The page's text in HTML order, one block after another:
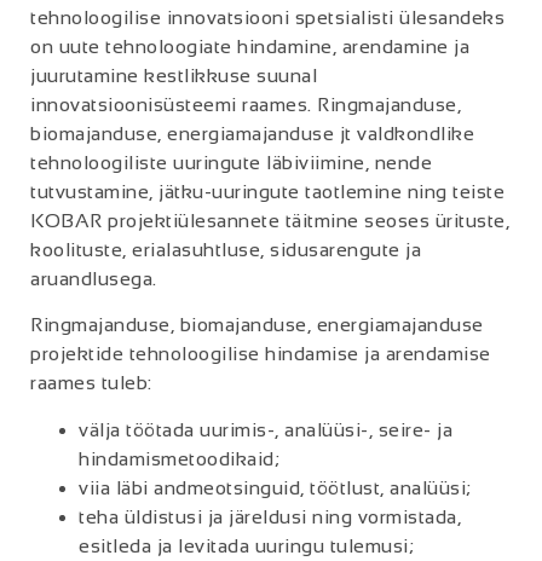
tehnoloogilise innovatsiooni spetsialisti ülesandeks
on uute tehnoloogiate hindamine, arendamine ja
juurutamine kestlikkuse suunal
innovatsioonisüsteemi raames. Ringmajanduse,
biomajanduse, energiamajanduse jt valdkondlike
tehnoloogiliste uuringute läbiviimine, nende
tutvustamine, jätku-uuringute taotlemine ning teiste
KOBAR projektiülesannete täitmine seoses ürituste,
koolituste, erialasuhtluse, sidusarengute ja
aruandlusega.
Ringmajanduse, biomajanduse, energiamajanduse
projektide tehnoloogilise hindamise ja arendamise
raames tuleb:
välja töötada uurimis-, analüüsi-, seire- ja
hindamismetoodikaid;
viia läbi andmeotsinguid, töötlust, analüüsi;
teha üldistusi ja järeldusi ning vormistada,
esitleda ja levitada uuringu tulemusi;